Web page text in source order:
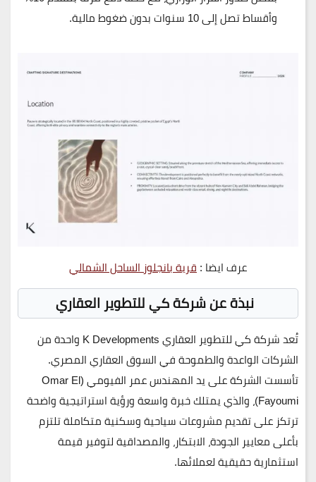
وأقساط تصل إلى 10 سنوات
بدون ضغوط مالية.
عرف ايضا :قرية بانجلوز الساحل الشمالي
نبذة عن شركة كي للتطوير العقاري
تُعدشركة كي للتطوير العقاري K Developments
واحدة من
الشركات الواعدة والطموحة في السوق العقاري المصري.
تأسست الشركة على يد المهندس
عمر الفيومي (Omar El
Fayoumi) ، والذي يمتلك خبرة واسعة ورؤية استراتيجية واضحة
ترتكز على تقديم مشروعات سياحية وسكنية متكاملة تلتزم
بأعلى معايير الجودة، الابتكار، والمصداقية لتوفير قيمة
استثمارية حقيقية لعملائها.